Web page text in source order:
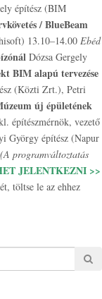
építész (BIM
/BlueBeam
13.10–14.00 Ebéd
Dózsa Gergely
BIM alapú tervezése
(Közti Zrt.), Petri
új épületének
építészmérnök, vezető
György építész (Napur
(A programváltoztatás
JELENTKEZNI >>
töltse le az ehhez